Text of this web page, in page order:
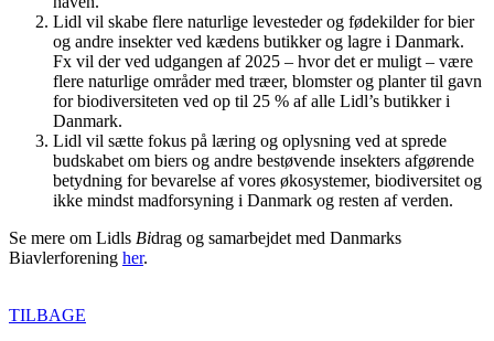
Lidl vil skabe flere naturlige levesteder og fødekilder for bier
og andre insekter ved kædens butikker og lagre i Danmark.
Fx vil der ved udgangen af 2025 – hvor det er muligt – være
flere naturlige områder med træer, blomster og planter til gavn
for biodiversiteten ved op til 25 % af alle Lidl’s butikker i
Danmark.
Lidl vil sætte fokus på læring og oplysning ved at sprede
budskabet om biers og andre bestøvende insekters afgørende
betydning for bevarelse af vores økosystemer, biodiversitet og
ikke mindst madforsyning i Danmark og resten af verden.
Se mere om Lidls Bidrag og samarbejdet med Danmarks
Biavlerforening her.
TILBAGE